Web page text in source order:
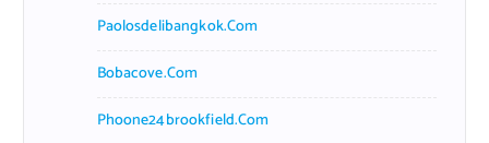
Paolosdelibangkok.com
Bobacove.com
Phoone24brookfield.com